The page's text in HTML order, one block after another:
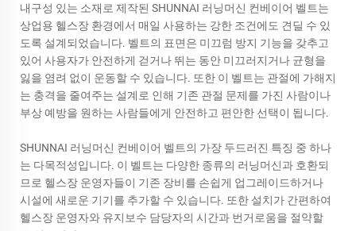
내구성 있는 소재로 제작된 SHUNNAI 러닝머신 컨베이어 벨트는
상업용 헬스장 환경에서 매일 사용하는 강한 조건에도 견딜 수 있
도록 설계되었습니다. 벨트의 표면은 미끄럼 방지 기능을 갖추고
있어 사용자가 안전하게 걷거나 뛰는 동안 미끄러지거나 균형을
잃을 염려 없이 운동할 수 있습니다. 또한 이 벨트는 관절에 가해지
는 충격을 줄여주는 설계로 인해 기존 관절 문제를 가진 사람이나
부상 예방을 원하는 사람들에게 안전하고 편안한 선택이 됩니다.
SHUNNAI 러닝머신 컨베이어 벨트의 가장 두드러진 특징 중 하나
는 다목적성입니다. 이 벨트는 다양한 종류의 러닝머신과 호환되
므로 헬스장 운영자들이 기존 장비를 손쉽게 업그레이드하거나
시설에 새로운 기기를 추가할 수 있습니다. 또한 설치가 간편하여
헬스장 운영자와 유지보수 담당자의 시간과 번거로움을 절약할